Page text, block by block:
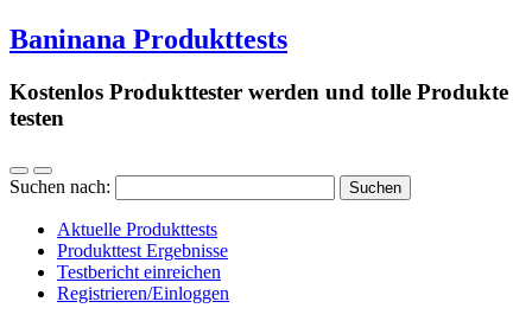
Baninana Produkttests
Kostenlos Produkttester werden und tolle Produkte
testen
Suchen nach:
Aktuelle Produkttests
Produkttest Ergebnisse
Testbericht einreichen
Registrieren/Einloggen